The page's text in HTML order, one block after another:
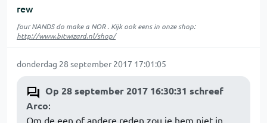
rew
four NANDS do make a NOR . Kijk ook eens in onze shop:
http://www.bitwizard.nl/shop/
donderdag 28 september 2017 17:01:05
Op 28 september 2017 16:30:31 schreef
Arco:
Om de een of andere reden zou je hem niet in